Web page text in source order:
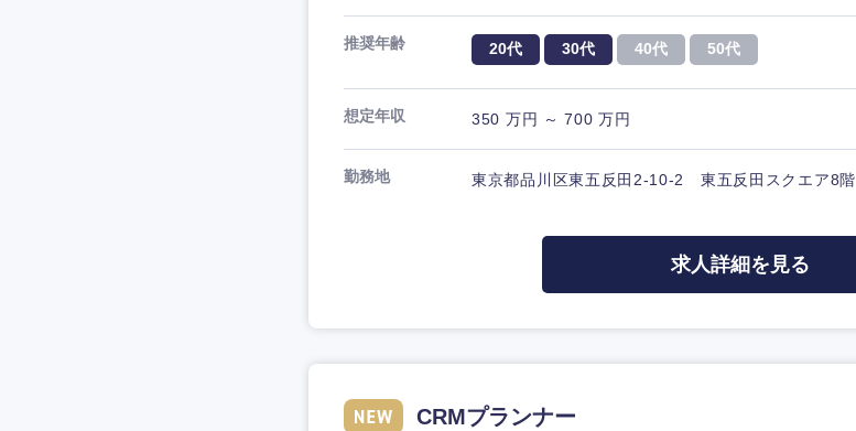
推奨年齢 20代 30代 40代 50代
想定年収 350 万円 ～ 700 万円
勤務地 東京都品川区東五反田2-10-2 東五反田スクエア8階
求人詳細を見る
CRMプランナー